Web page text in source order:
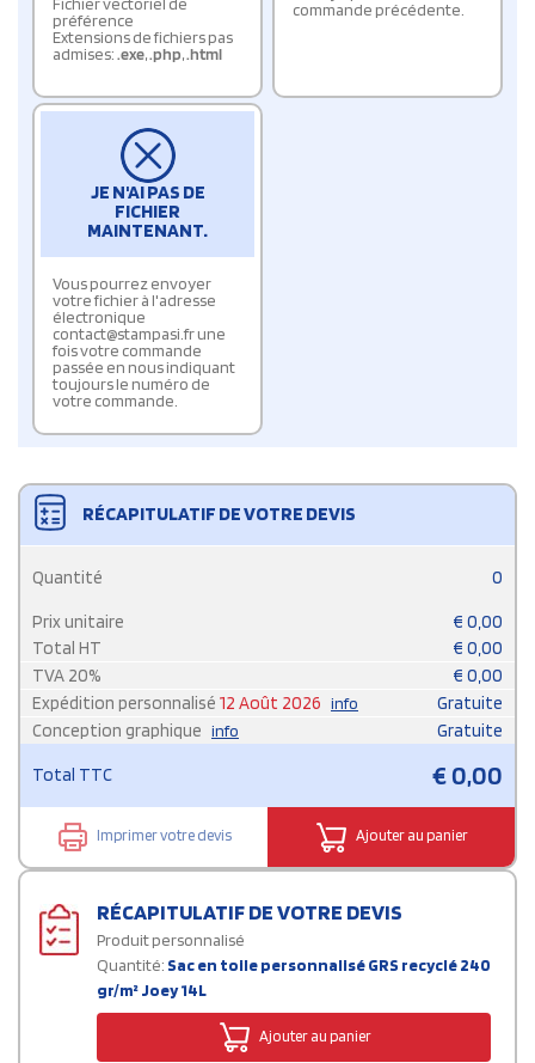
préférence
Extensions de fichiers pas
admises:.exe,.php,.html
commande précédente.
JE N'AI PAS DE
FICHIER
MAINTENANT.
Vous pourrez envoyer
votre fichier à l'adresse
électronique
contact@stampasi.fr une
fois votre commande
passée en nous indiquant
toujours le numéro de
votre commande.
RÉCAPITULATIF DE VOTRE DEVIS
Quantité 0
Prix unitaire € 0,00
Total HT
€ 0,00
TVA 20% € 0,00
Expédition personnalisé 12 Août 2026 info
Gratuite
Conception graphique info Gratuite
Total TTC €0,00
Imprimer votre devis Ajouter au panier
RÉCAPITULATIF DE VOTRE DEVIS
Produit personnalisé
Quantité: Sac en toile personnalisé GRS recyclé 240
gr/m² Joey 14L
Ajouter au panier